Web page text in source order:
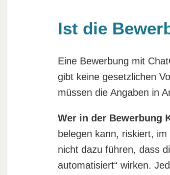
Ist die
Eine Bewerbung mit
gibt keine gesetzlichen
müssen die Angaben in
Wer in der Bewerbung
belegen kann, riskiert,
nicht dazu führen, dass
automatisiert“ wirken.